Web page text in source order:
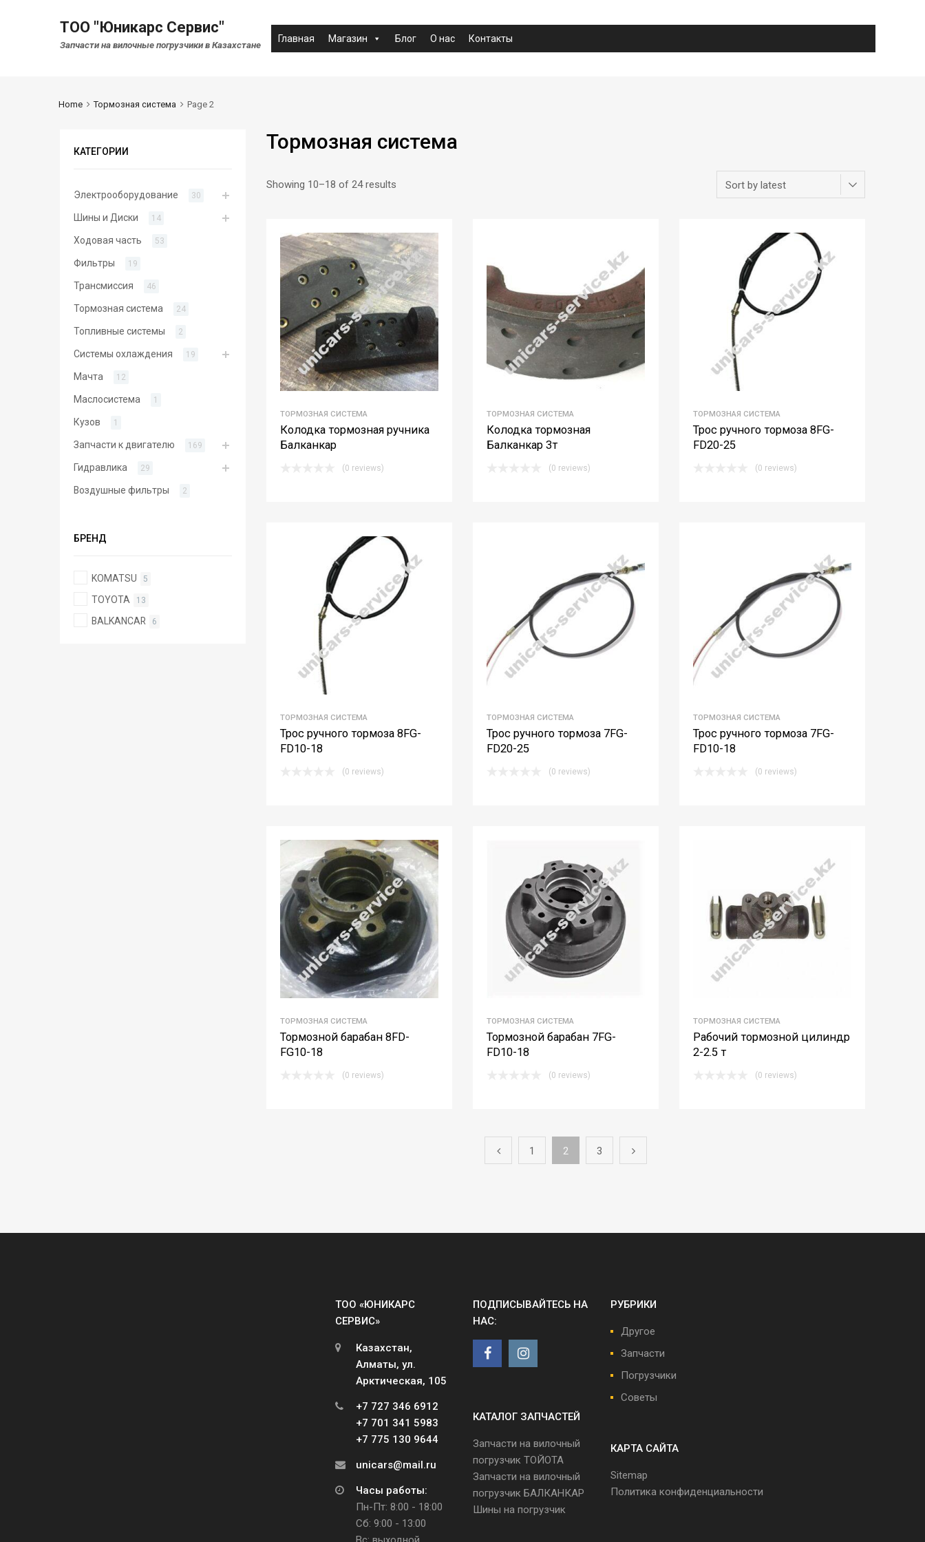
ТОО "Юникарс Сервис"
Запчасти на вилочные погрузчики в Казахстане
Главная Магазин Блог О нас Контакты
Home Тормозная система Page 2
Тормозная система
Showing 10–18 of 24 results
ТОРМОЗНАЯ СИСТЕМА
Колодка тормозная ручника
Балканкар
(0 reviews)
ТОРМОЗНАЯ СИСТЕМА
Колодка тормозная
Балканкар 3т
(0 reviews)
ТОРМОЗНАЯ СИСТЕМА
Трос ручного тормоза 8FG-
FD20-25
(0 reviews)
ТОРМОЗНАЯ СИСТЕМА
Трос ручного тормоза 8FG-
FD10-18
(0 reviews)
ТОРМОЗНАЯ СИСТЕМА
Трос ручного тормоза 7FG-
FD20-25
(0 reviews)
ТОРМОЗНАЯ СИСТЕМА
Трос ручного тормоза 7FG-
FD10-18
(0 reviews)
ТОРМОЗНАЯ СИСТЕМА
Тормозной барабан 8FD-
FG10-18
(0 reviews)
ТОРМОЗНАЯ СИСТЕМА
Тормозной барабан 7FG-
FD10-18
(0 reviews)
ТОРМОЗНАЯ СИСТЕМА
Рабочий тормозной цилиндр
2-2.5 т
(0 reviews)
1 2 3
КАТЕГОРИИ
Электрооборудование 30
Шины и Диски 14
Ходовая часть 53
Фильтры 19
Трансмиссия 46
Тормозная система 24
Топливные системы 2
Системы охлаждения 19
Мачта 12
Маслосистема 1
Кузов 1
Запчасти к двигателю 169
Гидравлика 29
Воздушные фильтры 2
БРЕНД
KOMATSU 5
TOYOTA 13
BALKANCAR 6
ТОО «ЮНИКАРС
СЕРВИС»
Казахстан,
Алматы, ул.
Арктическая, 105
+7 727 346 6912
+7 701 341 5983
+7 775 130 9644
unicars@mail.ru
Часы работы:
Пн-Пт: 8:00 - 18:00
Сб: 9:00 - 13:00
ПОДПИСЫВАЙТЕСЬ НА
НАС:
КАТАЛОГ ЗАПЧАСТЕЙ
Запчасти на вилочный
погрузчик ТОЙОТА
Запчасти на вилочный
погрузчик БАЛКАНКАР
Шины на погрузчик
РУБРИКИ
Другое
Запчасти
Погрузчики
Советы
КАРТА САЙТА
Sitemap
Политика конфиденциальности